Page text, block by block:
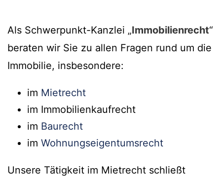
Als Schwerpunkt-Kanzlei „Immobilienrecht“
beraten wir Sie zu allen Fragen rund um die
Immobilie, insbesondere:
im Mietrecht
im Immobilienkaufrecht
im Baurecht
im Wohnungseigentumsrecht
Unsere Tätigkeit im Mietrecht schließt